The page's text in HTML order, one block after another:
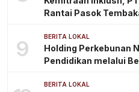
Rantai Pasok
9 BERITA LOKAL
Holding Perkebunan
Pendidikan melalui
BERITA LOKAL